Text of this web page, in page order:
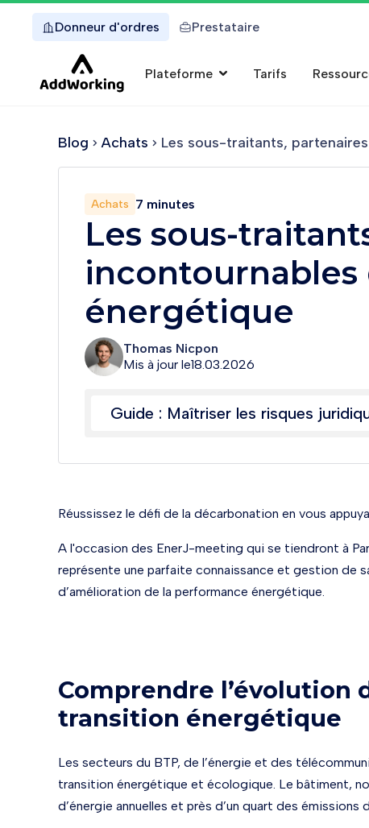
Donneur d'ordres Prestataire
Plateforme Tarifs
Blog Achats Les sous-traitants,
Achats 7 minutes
Les sous-
incontournables
énergétique
Thomas Nicpon
Mis à jour le18.03.2026
Guide : Maîtriser les risques
Réussissez le défi de la décarbonation en vous
A l'occasion des EnerJ-meeting qui se tiendront à
représente une parfaite connaissance et gestion de
d’amélioration de la performance énergétique.
Comprendre l’évolution
transition énergétique
Les secteurs du BTP, de l’énergie et des
transition énergétique et écologique. Le bâtiment,
d’énergie annuelles et près d’un quart des émissions